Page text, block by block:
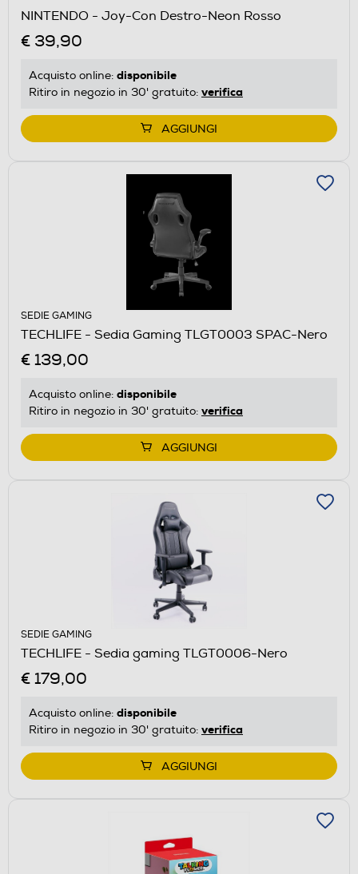
NINTENDO - Joy-Con Destro-Neon Rosso
€ 39,90
Acquisto online: disponibile
Ritiro in negozio in 30' gratuito: verifica
AGGIUNGI
SEDIE GAMING
TECHLIFE - Sedia Gaming TLGT0003 SPAC-Nero
€ 139,00
Acquisto online: disponibile
Ritiro in negozio in 30' gratuito: verifica
AGGIUNGI
SEDIE GAMING
TECHLIFE - Sedia gaming TLGT0006-Nero
€ 179,00
Acquisto online: disponibile
Ritiro in negozio in 30' gratuito: verifica
AGGIUNGI